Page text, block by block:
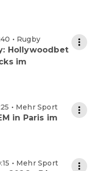
• Rugby
Hollywoodbet
im
• Mehr Sport
in Paris im
• Mehr Sport